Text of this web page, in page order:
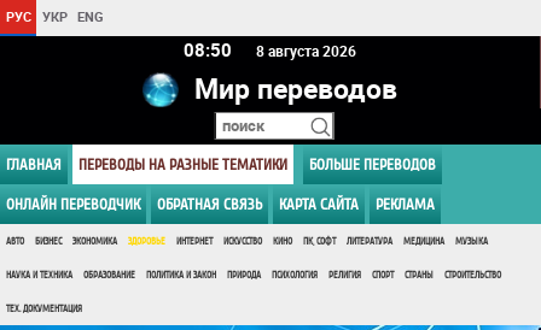
РУС УКР ENG
08:50 8 августа 2026
Мир переводов
ГЛАВНАЯ ПЕРЕВОДЫ НА РАЗНЫЕ ТЕМАТИКИ БОЛЬШЕ ПЕРЕВОДОВ
ОНЛАЙН ПЕРЕВОДЧИК ОБРАТНАЯ СВЯЗЬ КАРТА САЙТА РЕКЛАМА
АВТО БИЗНЕС ЭКОНОМИКА ЗДОРОВЬЕ ИНТЕРНЕТ ИСКУССТВО КИНО ПК, СОФТ ЛИТЕРАТУРА МЕДИЦИНА МУЗЫКА
НАУКА И ТЕХНИКА ОБРАЗОВАНИЕ ПОЛИТИКА И ЗАКОН ПРИРОДА ПСИХОЛОГИЯ РЕЛИГИЯ СПОРТ СТРАНЫ СТРОИТЕЛЬСТВО
ТЕХ. ДОКУМЕНТАЦИЯ